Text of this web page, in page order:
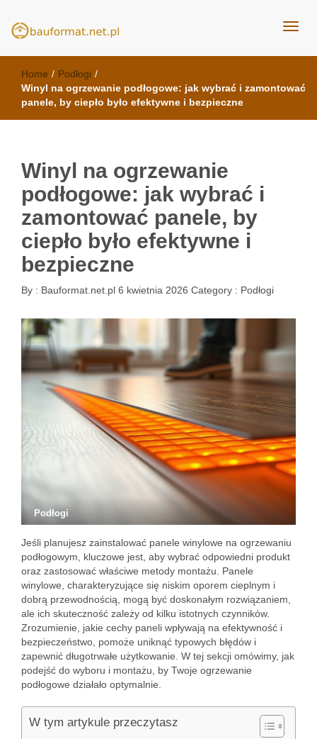
meble kuchenne Bauformat
Home / Podłogi /
Winyl na ogrzewanie podłogowe: jak wybrać i zamontować
panele, by ciepło było efektywne i bezpieczne
Winyl na ogrzewanie
podłogowe: jak wybrać i
zamontować panele, by
ciepło było efektywne i
bezpieczne
By : Bauformat.net.pl 6 kwietnia 2026 Category : Podłogi
Podłogi
Jeśli planujesz zainstalować panele winylowe na ogrzewaniu
podłogowym, kluczowe jest, aby wybrać odpowiedni produkt
oraz zastosować właściwe metody montażu. Panele
winylowe, charakteryzujące się niskim oporem cieplnym i
dobrą przewodnością, mogą być doskonałym rozwiązaniem,
ale ich skuteczność zależy od kilku istotnych czynników.
Zrozumienie, jakie cechy paneli wpływają na efektywność i
bezpieczeństwo, pomoże uniknąć typowych błędów i
zapewnić długotrwałe użytkowanie. W tej sekcji omówimy, jak
podejść do wyboru i montażu, by Twoje ogrzewanie
podłogowe działało optymalnie.
W tym artykule przeczytasz